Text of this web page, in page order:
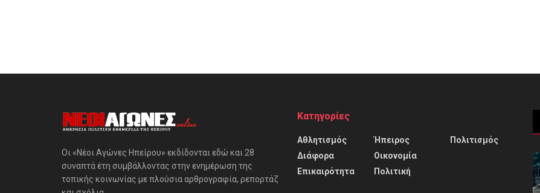
Οι «Νέοι Αγώνες Ηπείρου» εκδίδονται εδώ και 28
συναπτά έτη συμβάλλοντας στην ενημέρωση της
τοπικής κοινωνίας με πλούσια αρθρογραφία, ρεπορτάζ
Κατηγορίες
Αθλητισμός
Διάφορα
Επικαιρότητα
Ήπειρος
Οικονομία
Πολιτική
Πολιτισμός